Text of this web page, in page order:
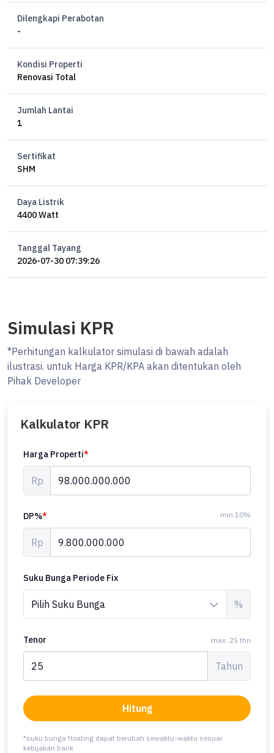
Dilengkapi Perabotan
-
Kondisi Properti
Renovasi Total
Jumlah Lantai
1
Sertifikat
SHM
Daya Listrik
4400 Watt
Tanggal Tayang
2026-07-30 07:39:26
Simulasi KPR
*Perhitungan kalkulator simulasi di bawah adalah
ilustrasi. untuk Harga KPR/KPA akan ditentukan oleh
Pihak Developer
Kalkulator KPR
Harga Properti*
Rp
DP%* min 10%
Rp
Suku Bunga Periode Fix
%
Tenor max. 25 thn
Tahun
Hitung
*suku bunga floating dapat berubah sewaktu-waktu sesuai
kebijakan bank